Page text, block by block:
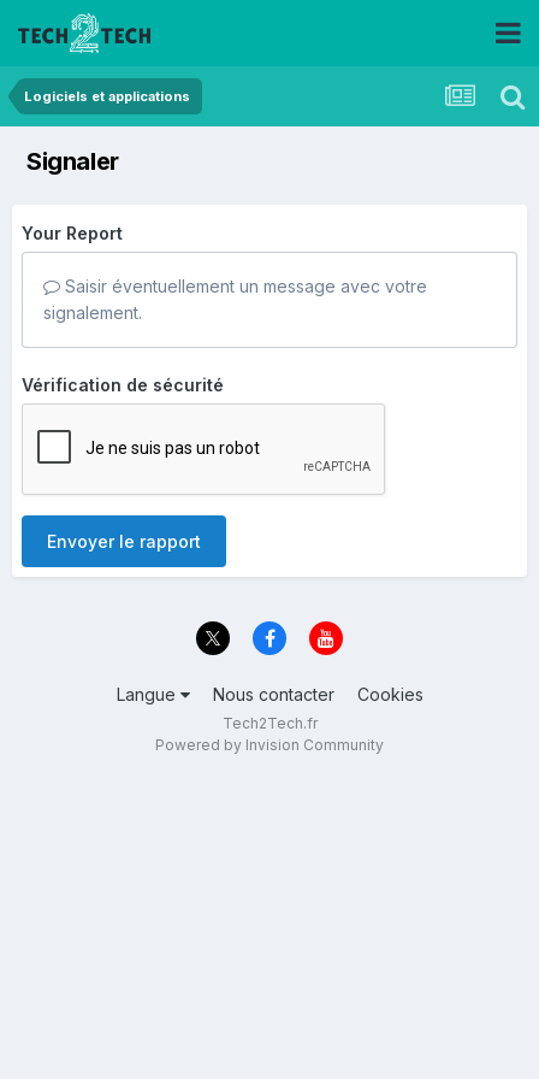
Logiciels et applications
Signaler
Your Report
Saisir éventuellement un message avec votre
signalement.
Vérification de sécurité
Envoyer le rapport
Langue Nous contacter Cookies
Tech2Tech.fr
Powered by Invision Community